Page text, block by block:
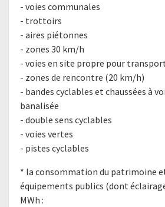
- voies communales
- trottoirs
- aires piétonnes
- zones 30 km/h
- voies en site propre pour
- zones de rencontre (20 km/h)
- bandes cyclables et chaussées à
banalisée
- double sens cyclables
- voies vertes
- pistes cyclables
* la consommation du patrimoine
équipements publics (dont
MWh :